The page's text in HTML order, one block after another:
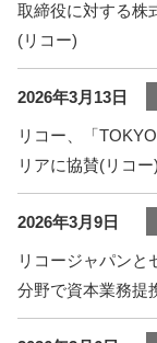
取締役に対する株
(リコー)
2026年3月13日
リコー、「
リアに協賛(リコー)
2026年3月9日
リコージャパンと
分野で資本業務提